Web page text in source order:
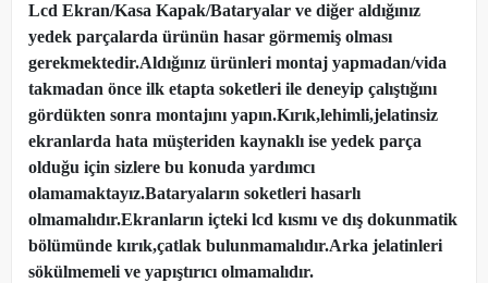
Lcd Ekran/Kasa Kapak/Bataryalar ve diğer aldığınız
yedek parçalarda ürünün hasar görmemiş olması
gerekmektedir.Aldığınız ürünleri montaj yapmadan/vida
takmadan önce ilk etapta soketleri ile deneyip çalıştığını
gördükten sonra montajını yapın.Kırık,lehimli,jelatinsiz
ekranlarda hata müşteriden kaynaklı ise yedek parça
olduğu için sizlere bu konuda yardımcı
olamamaktayız.Bataryaların soketleri hasarlı
olmamalıdır.Ekranların içteki lcd kısmı ve dış dokunmatik
bölümünde kırık,çatlak bulunmamalıdır.Arka jelatinleri
sökülmemeli ve yapıştırıcı olmamalıdır.